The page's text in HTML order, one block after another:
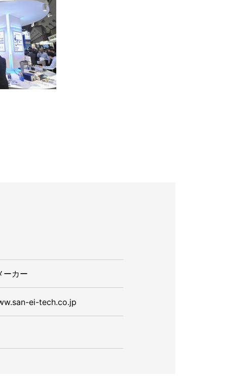
動画制作・映像撮影（ドローン撮影）
イラスト・キャラクター制作
ロゴデザイン・CI設計
写真撮影
コピー・ライティング
電子ブック制作
ーカー
ei-tech.co.jp